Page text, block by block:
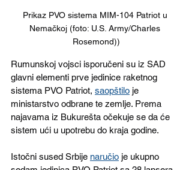
Prikaz PVO sistema MIM-104 Patriot u
Nemačkoj (foto: U.S. Army/Charles
Rosemond))
Rumunskoj vojsci isporučeni su iz SAD
glavni elementi prve jedinice raketnog
sistema PVO Patriot, saopštilo je
ministarstvo odbrane te zemlje. Prema
najavama iz Bukurešta očekuje se da će
sistem ući u upotrebu do kraja godine.
Istočni sused Srbije naručio je ukupno